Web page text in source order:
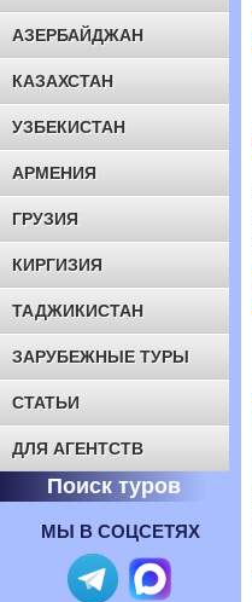
АЗЕРБАЙДЖАН
КАЗАХСТАН
УЗБЕКИСТАН
АРМЕНИЯ
ГРУЗИЯ
КИРГИЗИЯ
ТАДЖИКИСТАН
ЗАРУБЕЖНЫЕ ТУРЫ
СТАТЬИ
ДЛЯ АГЕНТСТВ
Поиск туров
МЫ В СОЦСЕТЯХ